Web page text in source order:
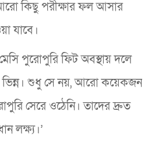
কিছু পরীক্ষার ফল আসার
যাবে।
পুরোপুরি ফিট অবস্থায় দলে
ভিন্ন। শুধু সে নয়, আরো কয়েকজন
সেরে ওঠেনি। তাদের দ্রুত
লক্ষ্য।’